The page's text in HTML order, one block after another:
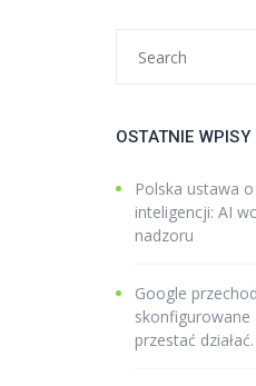
OSTATNIE WPISY
Polska ustawa
inteligencji: AI
nadzoru
Google
skonfigurowane
przestać działać.